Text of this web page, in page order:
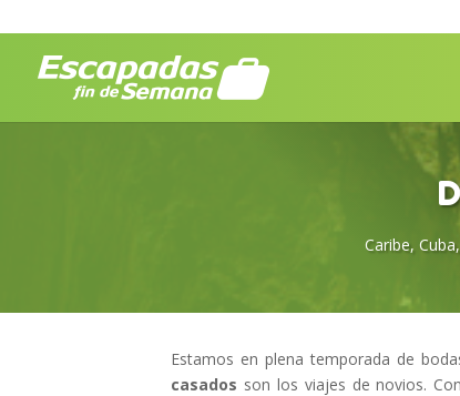
Caribe, Cuba,
Estamos en plena temporada de
casados son los viajes de novios.